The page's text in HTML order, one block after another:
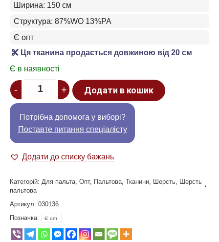
Ширина: 150 см
Структура: 87%WO 13%PA
Є опт
Ця тканина продається довжиною від 20 см
Є в наявності
Quantity
- + Додати в кошик
Потрібна допомога у виборі?
Поставте питання спеціалісту
Додати до списку бажань
Категорій: Для пальта Опт, Пальтова Тканини Шерсть Шерсть
пальтова
Артикул: 030136
Позначка:
Є опт